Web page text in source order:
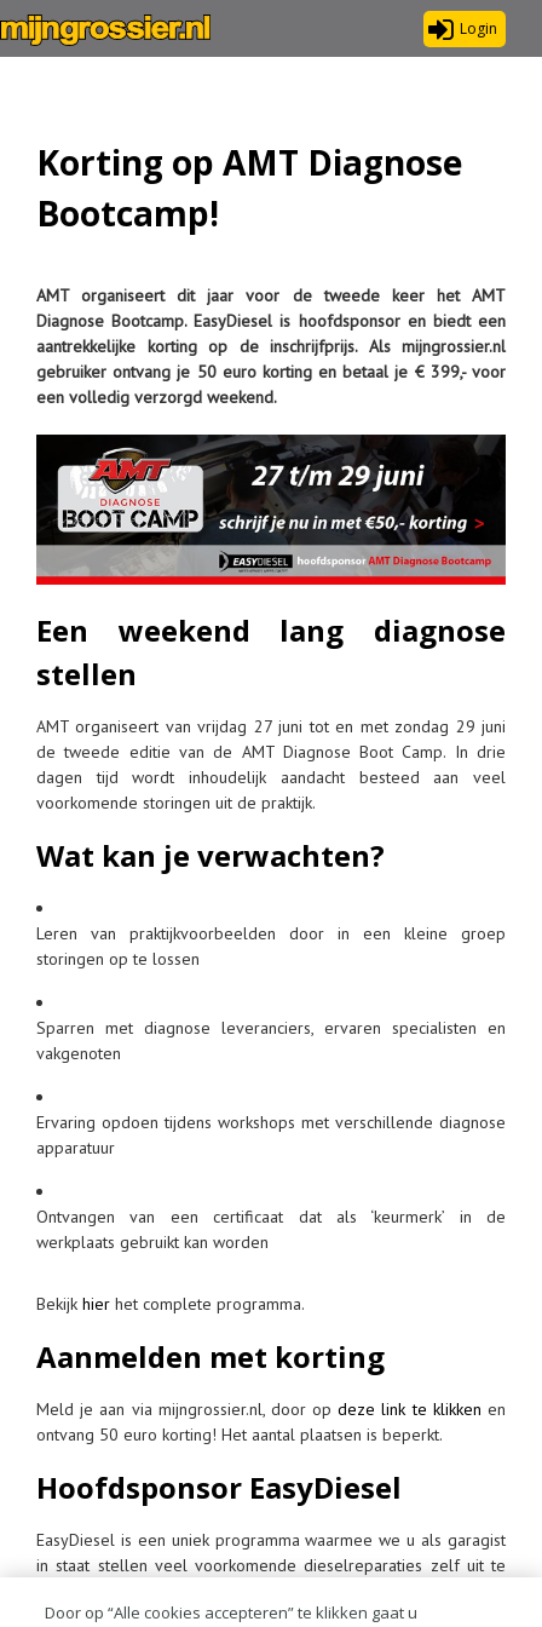
Login
Korting op AMT Diagnose
Bootcamp!
AMT organiseert dit jaar voor de tweede keer het AMT
Diagnose Bootcamp. EasyDiesel is hoofdsponsor en biedt een
aantrekkelijke korting op de inschrijfprijs. Als mijngrossier.nl
gebruiker ontvang je 50 euro korting en betaal je € 399,- voor
een volledig verzorgd weekend.
Een weekend lang diagnose
stellen
AMT organiseert van vrijdag 27 juni tot en met zondag 29 juni
de tweede editie van de AMT Diagnose Boot Camp. In drie
dagen tijd wordt inhoudelijk aandacht besteed aan veel
voorkomende storingen uit de praktijk.
Wat kan je verwachten?
Leren van praktijkvoorbeelden door in een kleine groep
storingen op te lossen
Sparren met diagnose leveranciers, ervaren specialisten en
vakgenoten
Ervaring opdoen tijdens workshops met verschillende diagnose
apparatuur
Ontvangen van een certificaat dat als ‘keurmerk’ in de
werkplaats gebruikt kan worden
Bekijk hier het complete programma.
Aanmelden met korting
Meld je aan via mijngrossier.nl, door opdeze link te klikken en
ontvang 50 euro korting! Het aantal plaatsen is beperkt.
Hoofdsponsor EasyDiesel
EasyDiesel is een uniek programma waarmee we u als garagist
in staat stellen veel voorkomende dieselreparaties zelf uit te
juiste apparatuur en specifieke kennis van de monteur. Tekenen
Door op “Alle cookies accepteren” te klikken gaat u